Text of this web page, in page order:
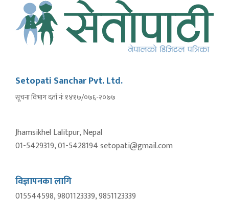
Setopati Sanchar Pvt. Ltd.
सूचना विभाग दर्ता नंः १४१७/०७६-२०७७
Jhamsikhel Lalitpur, Nepal
01-5429319, 01-5428194 setopati@gmail.com
विज्ञापनका लागि
015544598, 9801123339, 9851123339